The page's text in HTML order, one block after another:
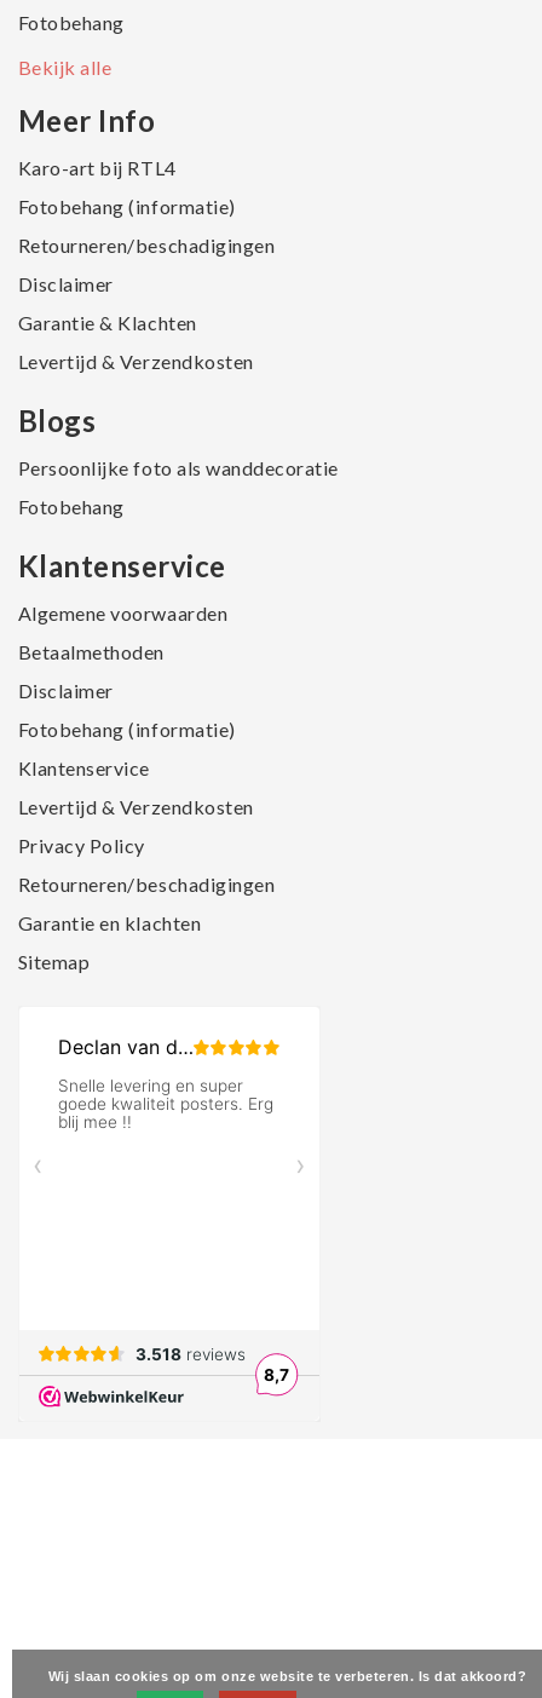
Fotobehang
Bekijk alle
Meer Info
Karo-art bij RTL4
Fotobehang (informatie)
Retourneren/beschadigingen
Disclaimer
Garantie & Klachten
Levertijd & Verzendkosten
Blogs
Persoonlijke foto als wanddecoratie
Fotobehang
Klantenservice
Algemene voorwaarden
Betaalmethoden
Disclaimer
Fotobehang (informatie)
Klantenservice
Levertijd & Verzendkosten
Privacy Policy
Retourneren/beschadigingen
Garantie en klachten
Sitemap
Wij slaan cookies op om onze website te verbeteren. Is dat akkoord?